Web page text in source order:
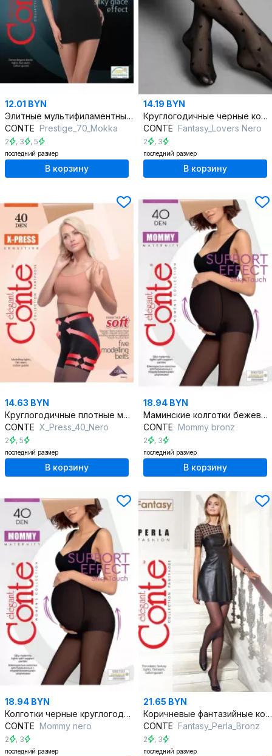
12.01 BYN
Элитные мультифиламентные коричневые колготки из шёлковых нитей
CONTE Prestigе_70_Mokka
2 , 3 , 5
последний размер
В корзину
14.19 BYN
Круглогодичные черные колготки с романтичными сердечками 20 den
CONTE Fantasy_Lovers Nero
2 , 3
последний размер
В корзину
14.63 BYN
Круглогодичные плотные матовые колготки из трикотажа
CONTE X_Press_40_Nero
2 , 5
последний размер
В корзину
18.94 BYN
Маминские колготки бежевые, круглогодичные, с поддержкой живота
CONTE Mommy bronz
2 , 3
последний размер
В корзину
18.94 BYN
Колготки черные круглогодичные из премиального трикотажа для мам
CONTE Mommy nero
2 , 3
последний размер
21.65 BYN
Коричневые фантазийные колготки с рисунком точек
CONTE Fantasy_Perla_Bronz
2 , 3
последний размер